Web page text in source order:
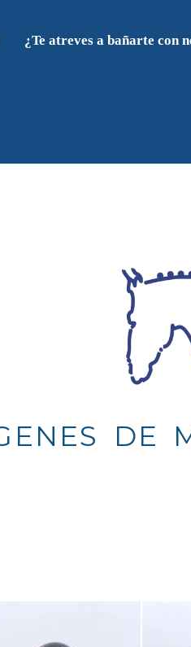
¿Te atreves a bañarte con
DE